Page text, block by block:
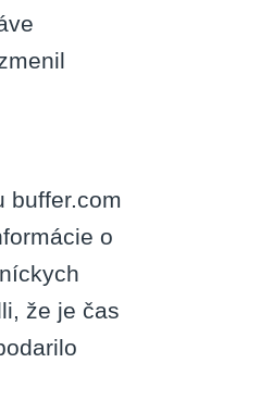
buffer.com
o
že je čas